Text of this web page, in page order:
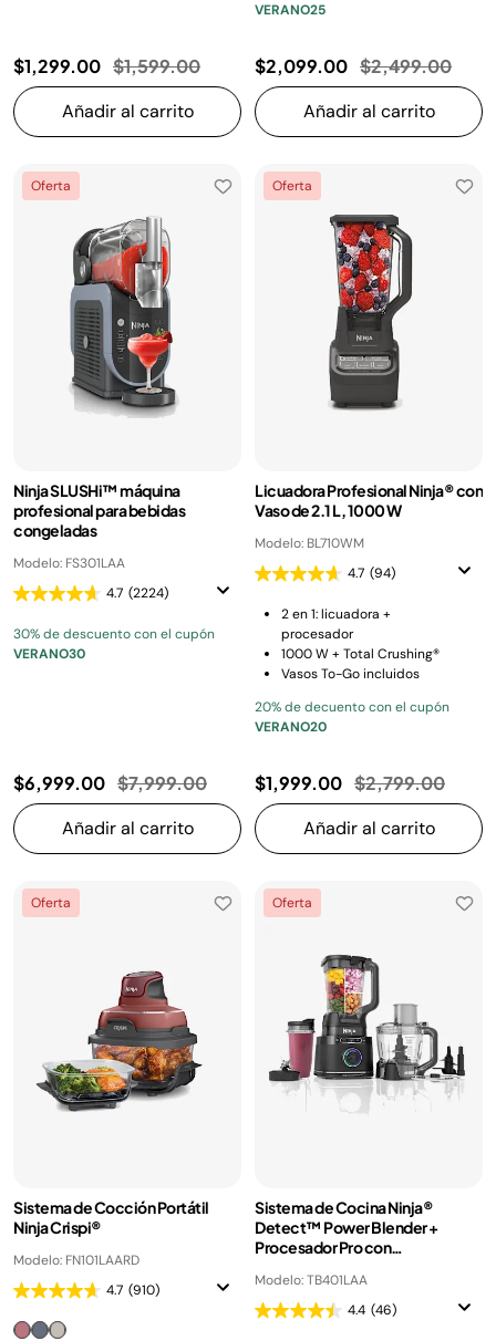
$1,299.00 Precio reducido de
$1,599.00a
Añadir al carrito
VERANO25
$2,099.00 Precio
$2,499.00a
Añadir al carrito
Oferta
Ninja SLUSHi™ máquina
profesional para bebidas
congeladas
Modelo: FS301LAA
4.7 (2224)
30% de descuento con el cupón
VERANO30
$6,999.00 Precio reducido de
$7,999.00a
Añadir al carrito
Oferta
Licuadora Profesional Ninja® con
Vaso de 2.1 L, 1000 W
Modelo: BL710WM
4.7 (94)
2 en 1: licuadora +
procesador
1000 W + Total Crushing®
Vasos To-Go incluidos
20% de decuento con el cupón
VERANO20
$1,999.00 Precio reducido
$2,799.00a
Añadir al carrito
Oferta
Sistema de Cocción Portátil
Ninja Crispi®
Modelo: FN101LAARD
4.7 (910)
Oferta
Sistema de Cocina Ninja®
Detect™ Power Blender +
Procesador Pro con
1800 W
Modelo: TB401LAA
4.4 (46)